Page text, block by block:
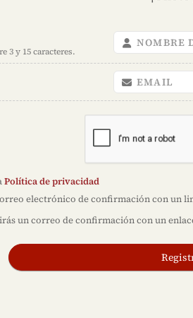
3 y 15 caracteres.
Política de privacidad
electrónico de confirmación con un
un correo de confirmación con un